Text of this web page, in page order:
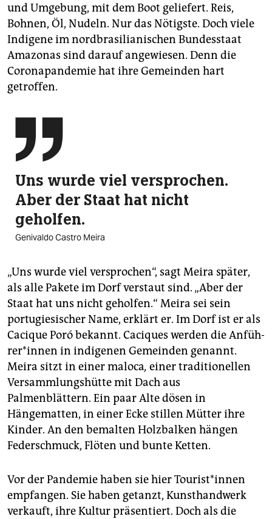
und Umgebung, mit dem Boot geliefert. Reis,
Bohnen, Öl, Nudeln. Nur das Nötigste. Doch viele
Indigene im nordbrasilianischen Bundesstaat
Amazonas sind darauf angewiesen. Denn die
Coronapandemie hat ihre Gemeinden hart
getroffen.

Uns wurde viel versprochen.
Aber der Staat hat nicht
geholfen.
Genivaldo Castro Meira
„Uns wurde viel versprochen“, sagt Meira später,
als alle Pakete im Dorf verstaut sind. „Aber der
Staat hat uns nicht geholfen.“ Meira sei sein
portugiesischer Name, erklärt er. Im Dorf ist er als
Cacique Poró bekannt. Caciques werden die An­füh­
re­r*in­nen in indigenen Gemeinden genannt.
Meira sitzt in einer maloca, einer traditionellen
Versammlungshütte mit Dach aus
Palmenblättern. Ein paar Alte dösen in
Hängematten, in einer Ecke stillen Mütter ihre
Kinder. An den bemalten Holzbalken hängen
Federschmuck, Flöten und bunte Ketten.
Vor der Pandemie haben sie hier Tou­ris­t*in­nen
empfangen. Sie haben getanzt, Kunsthandwerk
verkauft, ihre Kultur präsentiert. Doch als die